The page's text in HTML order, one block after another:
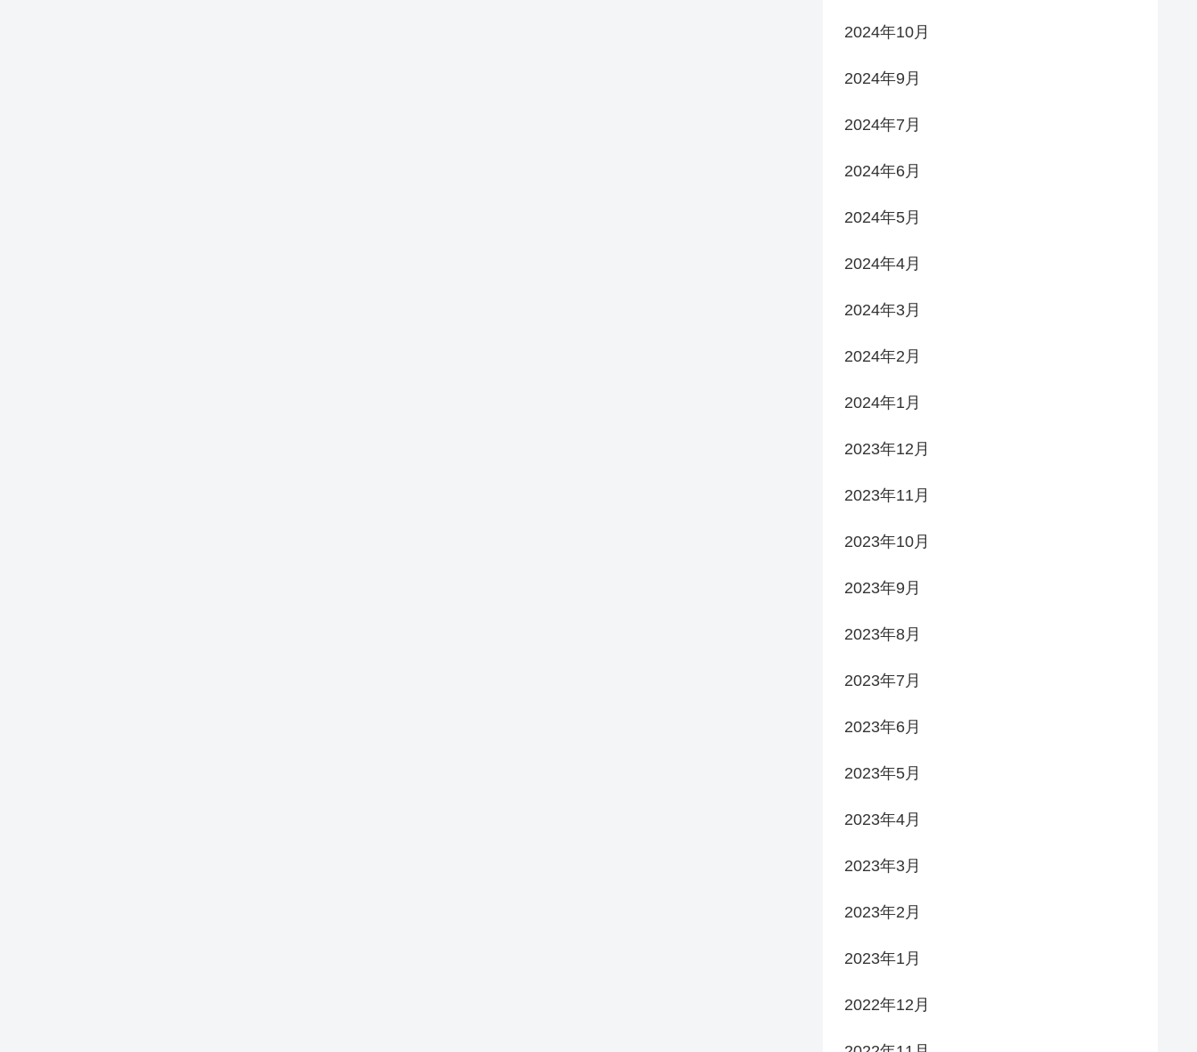
2024年10月
2024年9月
2024年7月
2024年6月
2024年5月
2024年4月
2024年3月
2024年2月
2024年1月
2023年12月
2023年11月
2023年10月
2023年9月
2023年8月
2023年7月
2023年6月
2023年5月
2023年4月
2023年3月
2023年2月
2023年1月
2022年12月